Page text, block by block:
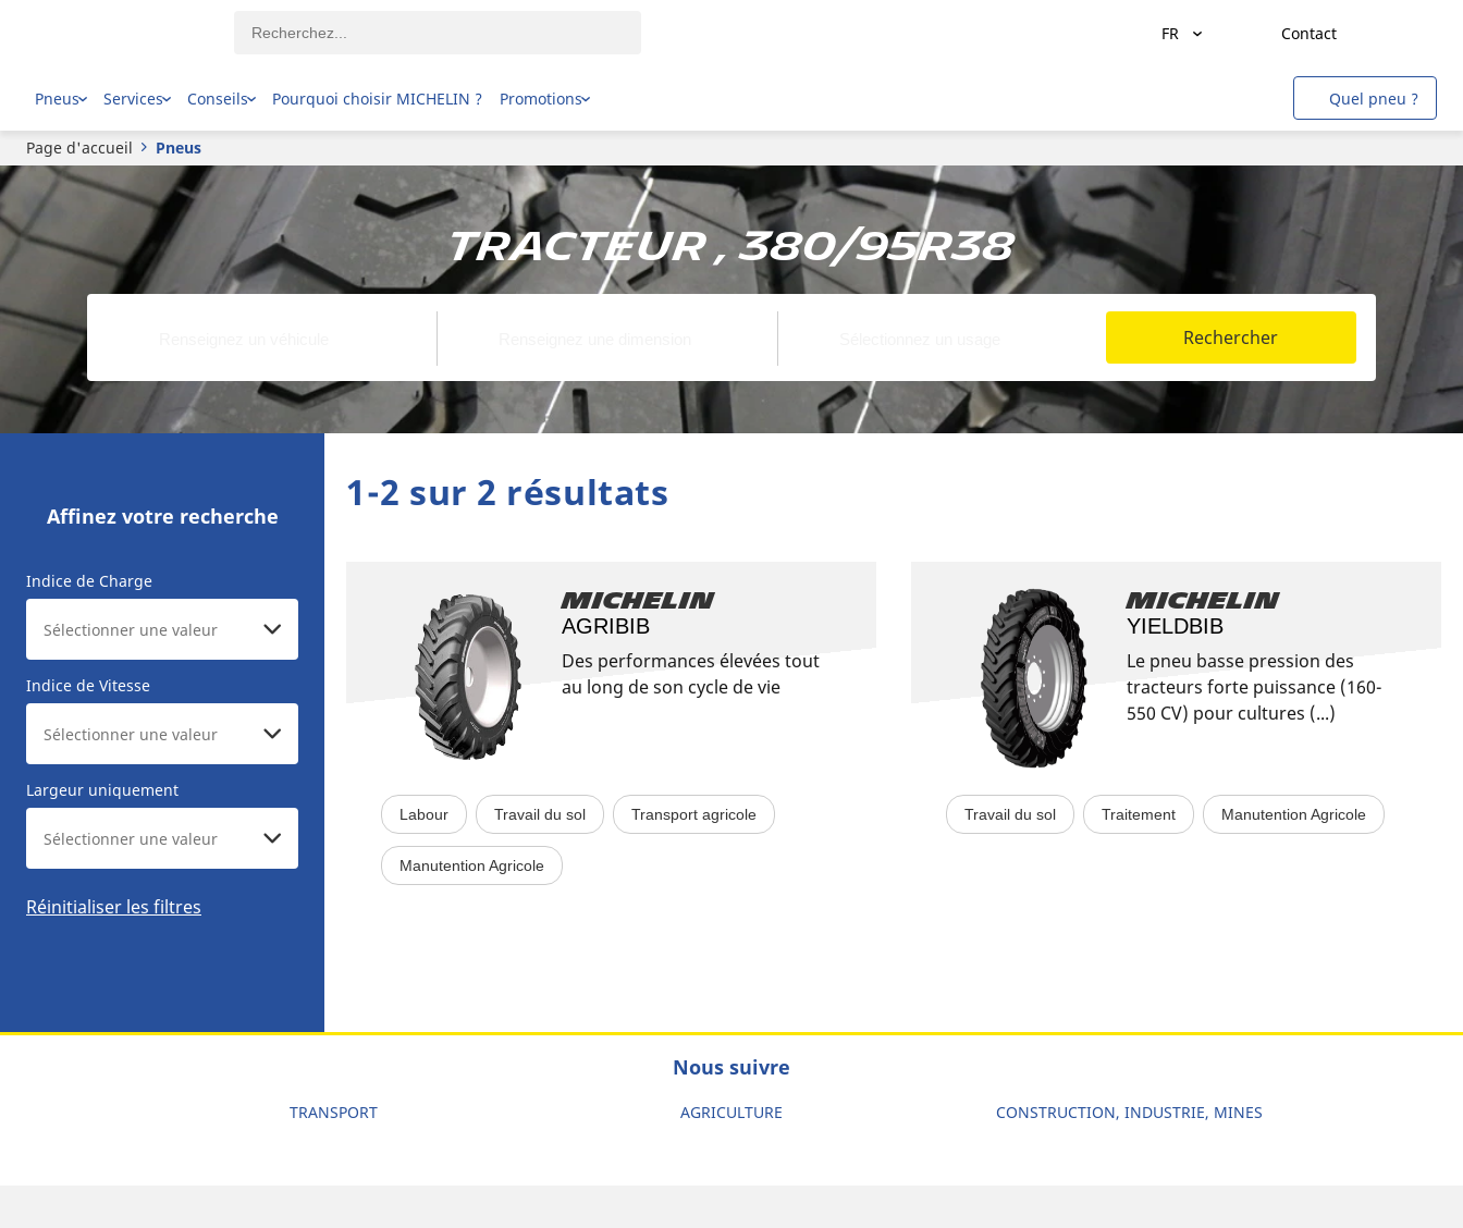
FR Contact
Transport de marchandises
Transport de personnes
Agriculture
Construction & Industrie
Mines & Carrières
Métro
Auto & SUV
Moto & scooter
Pneus Services Conseils Pourquoi choisir MICHELIN ? Promotions Quel pneu ?
Page d'accueil Pneus
Tracteur , 380/95R38
Rechercher
Affinez votre recherche
Indice de Charge
Indice de Vitesse
Largeur uniquement
Réinitialiser les filtres
1-2 sur 2 résultats
Michelin
AGRIBIB
Des performances élevées tout
au long de son cycle de vie
Labour Travail du sol Transport agricole
Manutention Agricole
Michelin
YIELDBIB
Le pneu basse pression des
tracteurs forte puissance (160-
550 CV) pour cultures (...)
Travail du sol Traitement Manutention Agricole
Nous suivre
TRANSPORT AGRICULTURE CONSTRUCTION, INDUSTRIE, MINES